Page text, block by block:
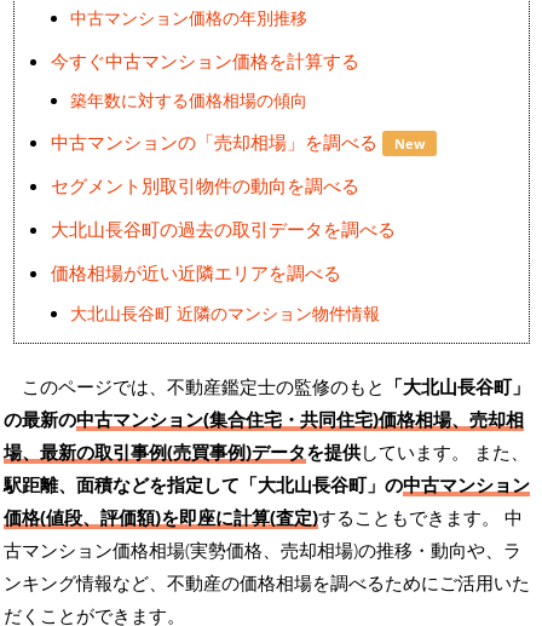
中古マンション価格の年別推移
今すぐ中古マンション価格を計算する
築年数に対する価格相場の傾向
中古マンションの「売却相場」を調べる New
セグメント別取引物件の動向を調べる
大北山長谷町の過去の取引データを調べる
価格相場が近い近隣エリアを調べる
大北山長谷町 近隣のマンション物件情報
このページでは、不動産鑑定士の監修のもと 「大北山長谷町」
の最新の中古マンション(集合住宅・共同住宅)価格相場、売却相
場、最新の取引事例(売買事例)データを提供しています。 また、
駅距離、面積などを指定して「大北山長谷町」の中古マンション
価格(値段、評価額)を即座に計算(査定)することもできます。 中
古マンション価格相場(実勢価格、売却相場)の推移・動向や、ラ
ンキング情報など、不動産の価格相場を調べるためにご活用いた
だくことができます。